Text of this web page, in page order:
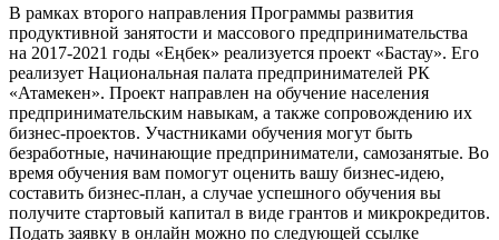
В рамках второго направления Программы развития
продуктивной занятости и массового предпринимательства
на 2017-2021 годы «Еңбек» реализуется проект «Бастау». Его
реализует Национальная палата предпринимателей РК
«Атамекен». Проект направлен на обучение населения
предпринимательским навыкам, а также сопровождению их
бизнес-проектов. Участниками обучения могут быть
безработные, начинающие предприниматели, самозанятые. Во
время обучения вам помогут оценить вашу бизнес-идею,
составить бизнес-план, а случае успешного обучения вы
получите стартовый капитал в виде грантов и микрокредитов.
Подать заявку в онлайн можно по следующей ссылке